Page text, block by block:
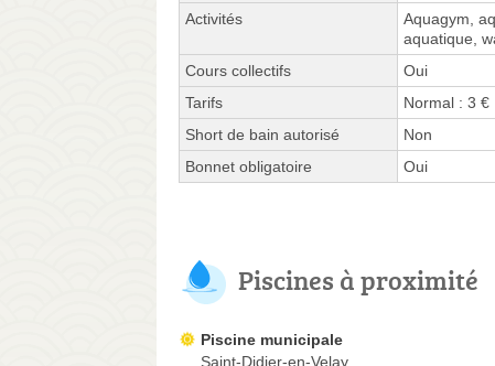
Activités
Aquagym,
aquatique,
Cours collectifs
Oui
Tarifs
Normal : 3 €
Short de bain autorisé
Non
Bonnet obligatoire
Oui
Piscines à proximité
Piscine municipale
Saint-Didier-en-Velay